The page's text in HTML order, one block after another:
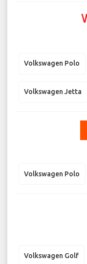
Volkswagen Polo
Volkswagen Jetta
Volkswagen Polo
Volkswagen Golf